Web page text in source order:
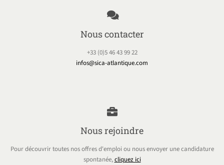
Nous contacter
+33 (0)5 46 43 99 22
infos@sica-atlantique.com
Nous rejoindre
Pour découvrir toutes nos offres d'emploi ou nous envoyer une candidature
spontanée,cliquez ici